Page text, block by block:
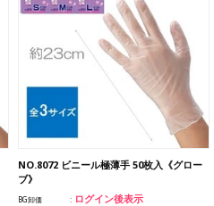
NO.8072 ビニール極薄手 50枚入《グロー
ブ》
BG卸価 ログイン後表示